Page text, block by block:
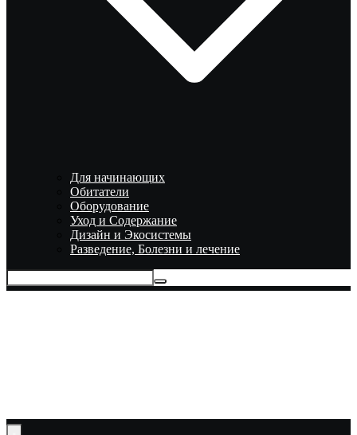
Для начинающих
Обитатели
Оборудование
Уход и Содержание
Дизайн и Экосистемы
Разведение, Болезни и лечение